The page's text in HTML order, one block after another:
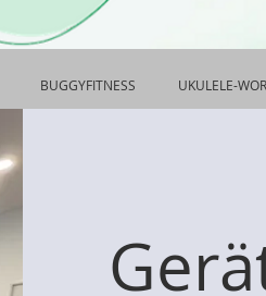
BUGGYFITNESS UKULELE-